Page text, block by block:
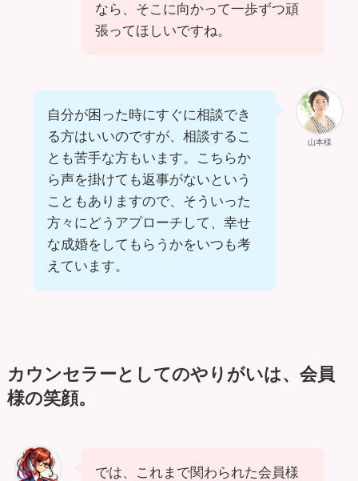
なら、そこに向かって一歩ずつ頑
張ってほしいですね。
山本様
自分が困った時にすぐに相談でき
る方はいいのですが、相談するこ
とも苦手な方もいます。こちらか
ら声を掛けても返事がないという
こともありますので、そういった
方々にどうアプローチして、幸せ
な成婚をしてもらうかをいつも考
えています。
カウンセラーとしてのやりがいは、会員
様の笑顔。
では、これまで関わられた会員様